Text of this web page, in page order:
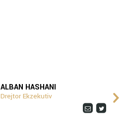
ALBAN HASHANI
Drejtor Ekzekutiv